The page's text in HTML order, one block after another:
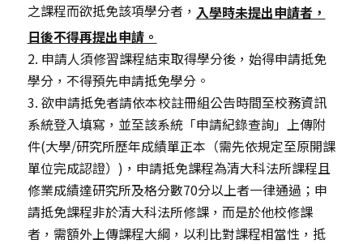
之課程而欲抵免該項學分者， 入學時未提出申請者，
日後不得再提出申請。
2. 申請人須修習課程結束取得學分後，始得申請抵免
學分，不得預先申請抵免學分。
3. 欲申請抵免者請依本校註冊組公告時間至校務資訊
系統登入填寫，並至該系統「申請紀錄查詢」上傳附
件(大學/研究所歷年成績單正本（需先依規定至原開課
單位完成認證）)，申請抵免課程為清大科法所課程且
修業成績達研究所及格分數70分以上者一律通過；申
請抵免課程非於清大科法所修課，而是於他校修課
者，需額外上傳課程大綱，以利比對課程相當性，抵